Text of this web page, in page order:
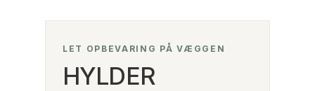
LET OPBEVARING PÅ VÆGGEN
HYLDER